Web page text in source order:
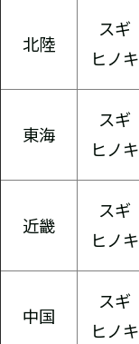
北陸
スギ
ヒノキ
東海
スギ
ヒノキ
近畿
スギ
ヒノキ
中国
スギ
ヒノキ